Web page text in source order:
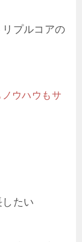
プルコアの
ウハウもサ
たい